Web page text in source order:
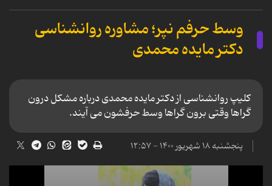
وسط حرفم نپر؛ مشاوره روانشناسی
دکتر مایده محمدی
کلیپ روانشناسی از دکتر مایده محمدی درباره مشکل درون
گراها وقتی برون گراها وسط حرفشون می آیند.
پنجشنبه ۱۸ شهریور ۱۴۰۰ - ۱۲:۵۷